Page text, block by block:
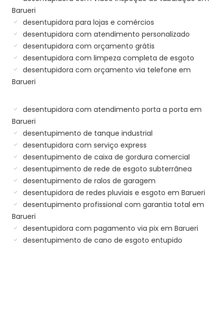
Barueri
desentupidora para lojas e comércios
desentupidora com atendimento personalizado
desentupidora com orçamento grátis
desentupidora com limpeza completa de esgoto
desentupidora com orçamento via telefone em
Barueri
desentupidora com atendimento porta a porta em
Barueri
desentupimento de tanque industrial
desentupidora com serviço express
desentupimento de caixa de gordura comercial
desentupimento de rede de esgoto subterrânea
desentupimento de ralos de garagem
desentupidora de redes pluviais e esgoto em Barueri
desentupimento profissional com garantia total em
Barueri
desentupidora com pagamento via pix em Barueri
desentupimento de cano de esgoto entupido